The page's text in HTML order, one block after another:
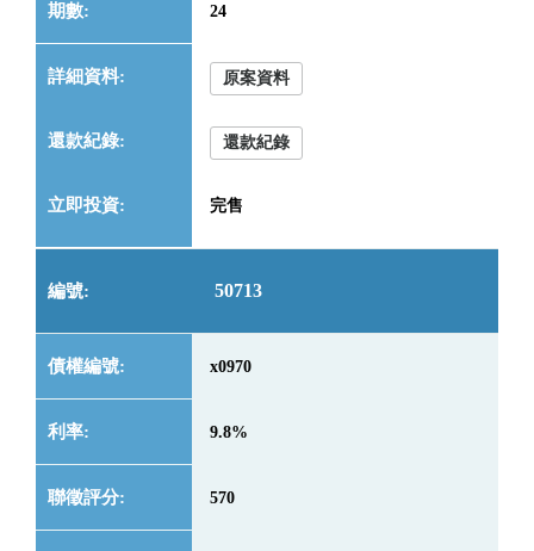
24
原案資料
還款紀錄
完售
50713
x0970
9.8%
570